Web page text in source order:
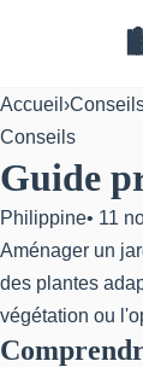
Accueil ›
Conseils
Guide
Philippine• 11
Aménager un
des plantes
végétation ou